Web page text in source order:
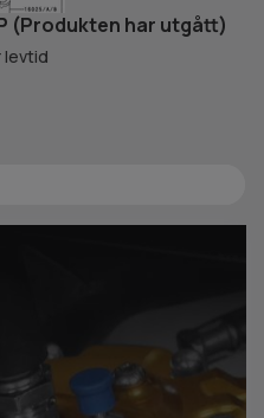
(Produkten har utgått)
levtid